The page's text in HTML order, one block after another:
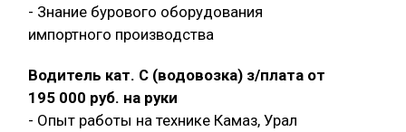
- Знание бурового оборудования
импортного производства
Водитель кат. С (водовозка) з/плата от
195 000 руб. на руки
- Опыт работы на технике Камаз, Урал